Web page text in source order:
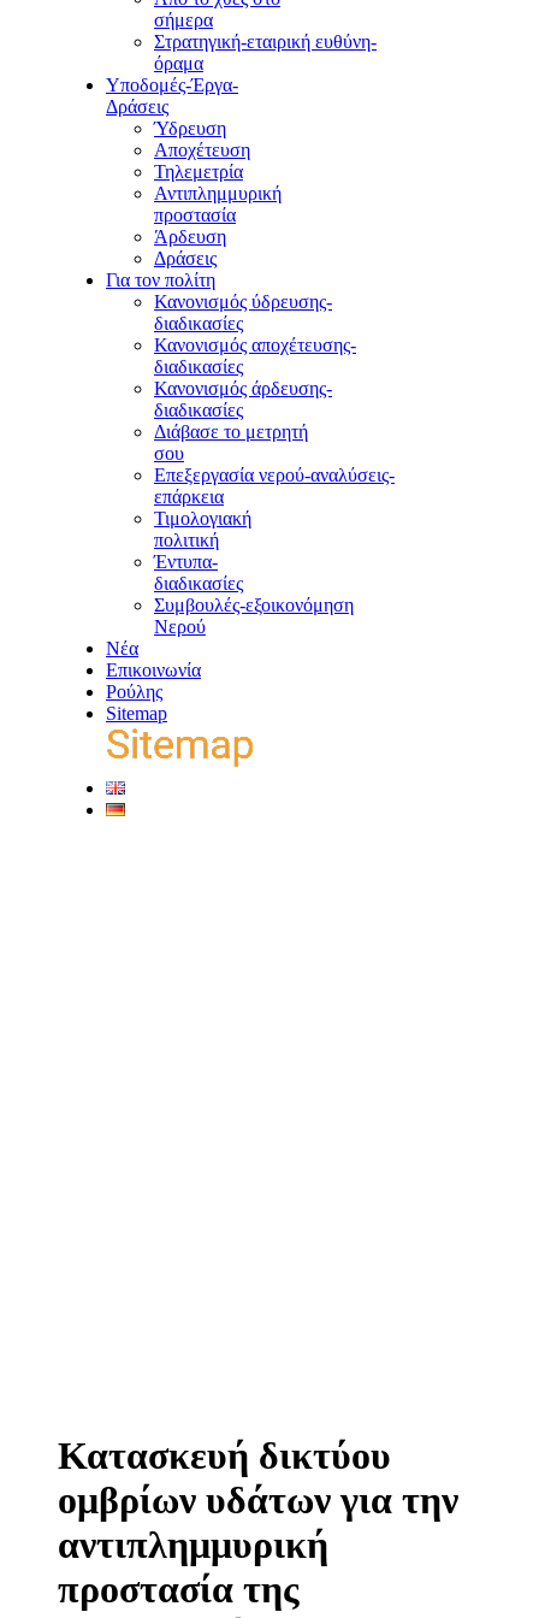
σήμερα
Στρατηγική-εταιρική ευθύνη-
όραμα
Υποδομές-Έργα-
Δράσεις
Ύδρευση
Αποχέτευση
Τηλεμετρία
Αντιπλημμυρική
προστασία
Άρδευση
Δράσεις
Για τον πολίτη
Κανονισμός ύδρευσης-
διαδικασίες
Κανονισμός αποχέτευσης-
διαδικασίες
Κανονισμός άρδευσης-
διαδικασίες
Διάβασε το μετρητή
σου
Επεξεργασία νερού-αναλύσεις-
επάρκεια
Τιμολογιακή
πολιτική
Έντυπα-
διαδικασίες
Συμβουλές-εξοικονόμηση
Νερού
Νέα
Επικοινωνία
Ρούλης
Sitemap
Κατασκευή δικτύου
ομβρίων υδάτων για την
αντιπλημμυρική
προστασία της